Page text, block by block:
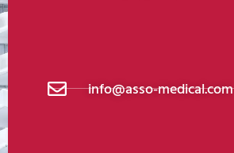
info@asso-medical.com